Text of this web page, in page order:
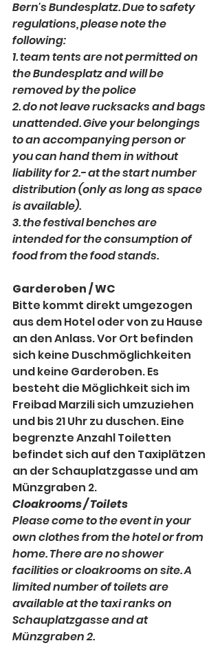
Bern's Bundesplatz. Due to safety
regulations, please note the
following:
1. team tents are not permitted on
the Bundesplatz and will be
removed by the police
2. do not leave rucksacks and bags
unattended. Give your belongings
to an accompanying person or
you can hand them in without
liability for 2.- at the start number
distribution (only as long as space
is available).
3. the festival benches are
intended for the consumption of
food from the food stands.
Garderoben / WC
Bitte kommt direkt umgezogen
aus dem Hotel oder von zu Hause
an den Anlass. Vor Ort befinden
sich keine Duschmöglichkeiten
und keine Garderoben. Es
besteht die Möglichkeit sich im
Freibad Marzili sich umzuziehen
und bis 21 Uhr zu duschen. Eine
begrenzte Anzahl Toiletten
befindet sich auf den Taxiplätzen
an der Schauplatzgasse und am
Münzgraben 2.
Cloakrooms / Toilets
Please come to the event in your
own clothes from the hotel or from
home. There are no shower
facilities or cloakrooms on site. A
limited number of toilets are
available at the taxi ranks on
Schauplatzgasse and at
Münzgraben 2.